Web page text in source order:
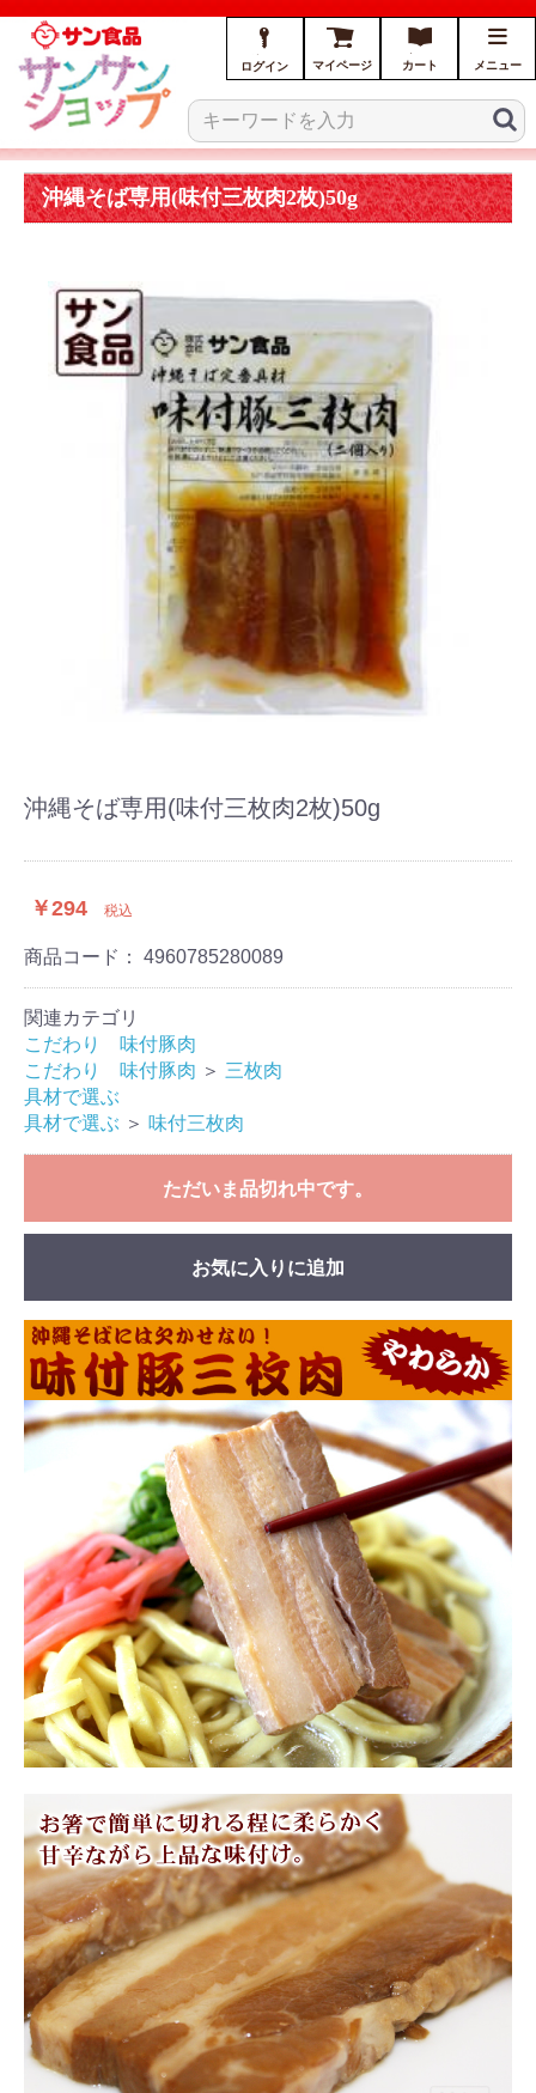
ログイン マイページ カート メニュー
沖縄そば専用(味付三枚肉2枚)50g
沖縄そば専用(味付三枚肉2枚)50g
￥294 税込
商品コード： 4960785280089
関連カテゴリ
こだわり 味付豚肉
こだわり 味付豚肉 ＞ 三枚肉
具材で選ぶ
具材で選ぶ ＞ 味付三枚肉
ただいま品切れ中です。
お気に入りに追加